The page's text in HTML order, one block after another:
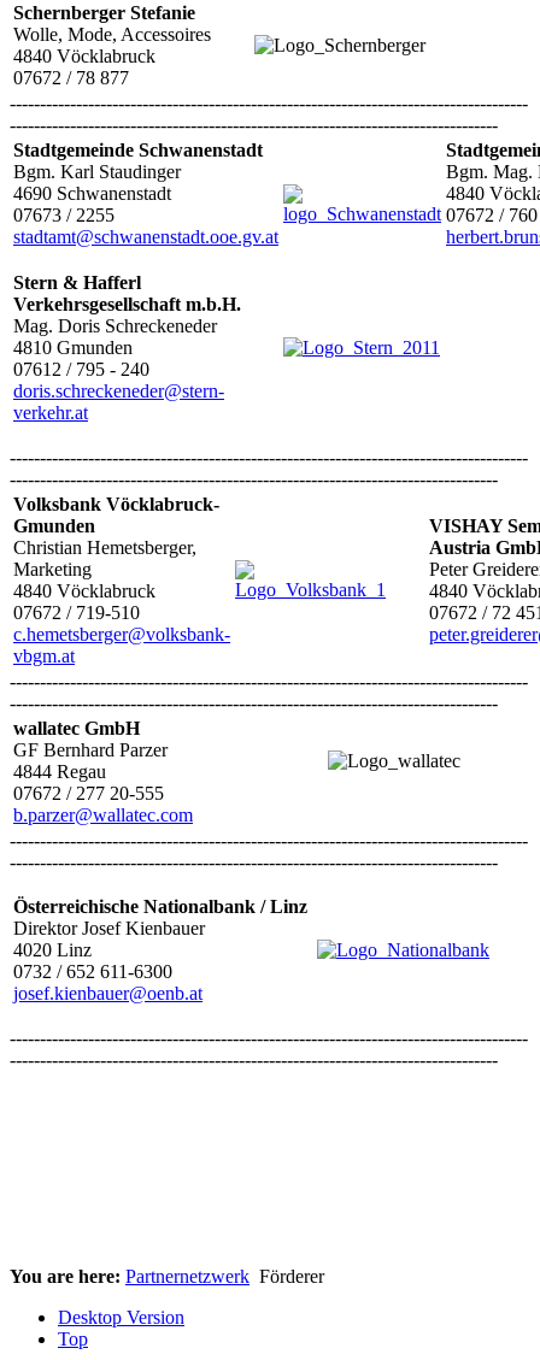
Schernberger Stefanie
Wolle, Mode, Accessoires
4840 Vöcklabruck
07672 / 78 877
--------------------------------------------------------------------------------------
---------------------------------------------------------------------------------
Stadtgemeinde Schwanenstadt
Bgm. Karl Staudinger
4690 Schwanenstadt
07673 / 2255
stadtamt@schwanenstadt.ooe.gv.at
Bgm. Mag.
4840
07672 /
Stern & Hafferl
Verkehrsgesellschaft m.b.H.
Mag. Doris Schreckeneder
4810 Gmunden
07612 / 795 - 240
doris.schreckeneder@stern-
verkehr.at
--------------------------------------------------------------------------------------
---------------------------------------------------------------------------------
Volksbank Vöcklabruck-
Gmunden
Christian Hemetsberger,
Marketing
4840 Vöcklabruck
07672 / 719-510
c.hemetsberger@volksbank-
vbgm.at
VISHAY
Austria
Peter
4840
07672 / 72
--------------------------------------------------------------------------------------
---------------------------------------------------------------------------------
wallatec GmbH
GF Bernhard Parzer
4844 Regau
07672 / 277 20-555
b.parzer@wallatec.com
--------------------------------------------------------------------------------------
---------------------------------------------------------------------------------
Österreichische Nationalbank / Linz
Direktor Josef Kienbauer
4020 Linz
0732 / 652 611-6300
josef.kienbauer@oenb.at
--------------------------------------------------------------------------------------
---------------------------------------------------------------------------------
You are here: Partnernetzwerk Förderer
Desktop Version
Top